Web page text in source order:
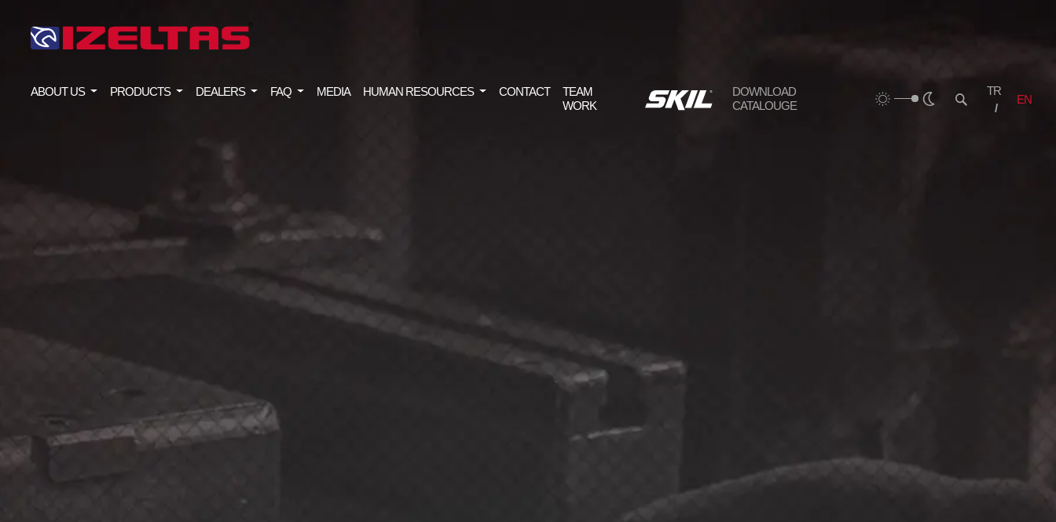
ABOUT US PRODUCTS DEALERS FAQ MEDIA HUMAN RESOURCES CONTACT
TEAM
WORK
DOWNLOAD
CATALOUGE
TR
EN